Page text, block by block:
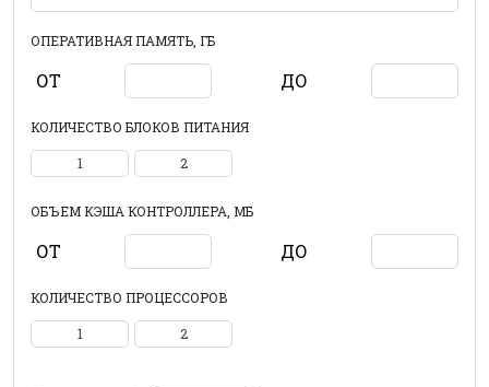
ОПЕРАТИВНАЯ ПАМЯТЬ, ГБ
ОТ ДО
КОЛИЧЕСТВО БЛОКОВ ПИТАНИЯ
1 2
ОБЪЕМ КЭША КОНТРОЛЛЕРА, МБ
ОТ ДО
КОЛИЧЕСТВО ПРОЦЕССОРОВ
1 2